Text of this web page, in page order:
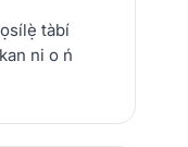
tàbí
ni o ń